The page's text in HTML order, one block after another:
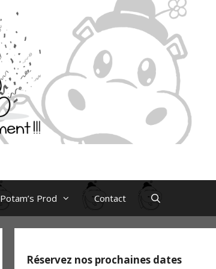
Potam’s Prod Contact
Réservez nos prochaines dates